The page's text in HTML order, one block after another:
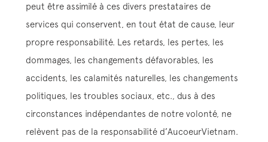
peut être assimilé à ces divers prestataires de
services qui conservent, en tout état de cause, leur
propre responsabilité. Les retards, les pertes, les
dommages, les changements défavorables, les
accidents, les calamités naturelles, les changements
politiques, les troubles sociaux, etc., dus à des
circonstances indépendantes de notre volonté, ne
relèvent pas de la responsabilité d’AucoeurVietnam.